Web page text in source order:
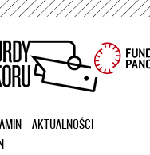
Przejdź
treści
AKTUALNOŚCI